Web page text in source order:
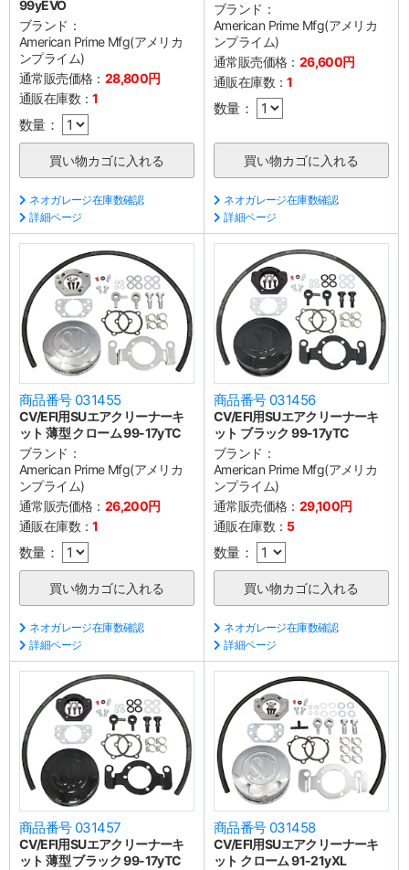
99yEVO
ブランド：
American Prime Mfg(アメリカ
ンプライム)
通常販売価格： 28,800円
通販在庫数：1
数量：
ネオガレージ在庫数確認
詳細ページ
ブランド：
American Prime Mfg(アメリカ
ンプライム)
通常販売価格： 26,600円
通販在庫数：1
数量：
ネオガレージ在庫数確認
詳細ページ
商品番号 031455
CV/EFI用SUエアクリーナーキ
ット 薄型 クローム 99-17yTC
ブランド：
American Prime Mfg(アメリカ
ンプライム)
通常販売価格： 26,200円
通販在庫数：1
数量：
ネオガレージ在庫数確認
詳細ページ
商品番号 031456
CV/EFI用SUエアクリーナーキ
ット ブラック 99-17yTC
ブランド：
American Prime Mfg(アメリカ
ンプライム)
通常販売価格： 29,100円
通販在庫数： 5
数量：
ネオガレージ在庫数確認
詳細ページ
商品番号 031457
CV/EFI用SUエアクリーナーキ
ット 薄型 ブラック 99-17yTC
商品番号 031458
CV/EFI用SUエアクリーナーキ
ット クローム 91-21yXL